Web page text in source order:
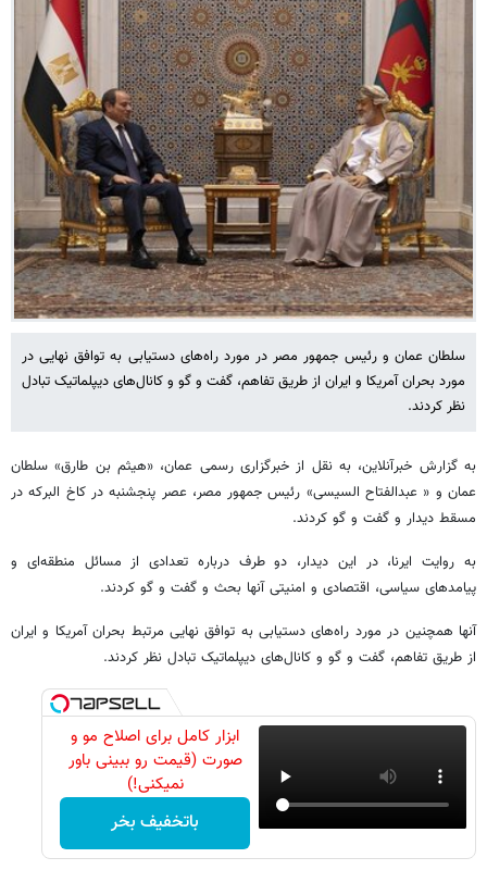
سلطان عمان و رئیس جمهور مصر در مورد راه‌های دستیابی به توافق نهایی در
مورد بحران آمریکا و ایران از طریق تفاهم، گفت و گو و کانال‌های دیپلماتیک تبادل
نظر کردند.
به گزارش خبرآنلاین، به نقل از خبرگزاری رسمی عمان، «هیثم بن طارق» سلطان
عمان و « عبدالفتاح السیسی» رئیس جمهور مصر، عصر پنجشنبه در کاخ البرکه در
مسقط دیدار و گفت و گو کردند.
به روایت ایرنا، در این دیدار، دو طرف درباره تعدادی از مسائل منطقه‌ای و
پیامدهای سیاسی، اقتصادی و امنیتی آنها بحث و گفت و گو کردند.
آنها همچنین در مورد راه‌های دستیابی به توافق نهایی مرتبط بحران آمریکا و ایران
از طریق تفاهم، گفت و گو و کانال‌های دیپلماتیک تبادل نظر کردند.
ابزار کامل برای اصلاح مو و
صورت (قیمت رو ببینی باور
نمیکنی!)
باتخفیف بخر